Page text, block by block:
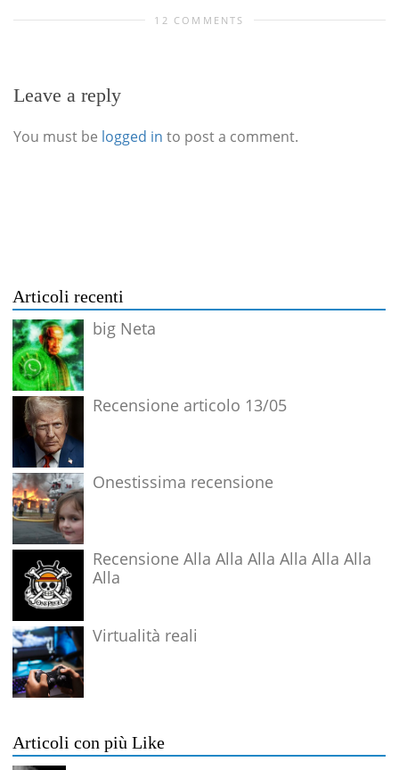
12 COMMENTS
Leave a reply
You must be logged in to post a comment.
Articoli recenti
big Neta
Recensione articolo 13/05
Onestissima recensione
Recensione Alla Alla Alla Alla Alla Alla
Alla
Virtualità reali
Articoli con più Like